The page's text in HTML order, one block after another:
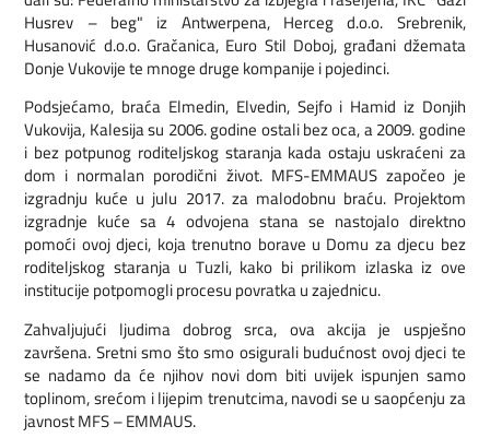
Husrev – beg" iz Antwerpena, Herceg d.o.o. Srebrenik,
Husanović d.o.o. Gračanica, Euro Stil Doboj, građani džemata
Donje Vukovije te mnoge druge kompanije i pojedinci.
Podsjećamo, braća Elmedin, Elvedin, Sejfo i Hamid iz Donjih
Vukovija, Kalesija su 2006. godine ostali bez oca, a 2009. godine
i bez potpunog roditeljskog staranja kada ostaju uskraćeni za
dom i normalan porodični život. MFS-EMMAUS započeo je
izgradnju kuće u julu 2017. za malodobnu braću. Projektom
izgradnje kuće sa 4 odvojena stana se nastojalo direktno
pomoći ovoj djeci, koja trenutno borave u Domu za djecu bez
roditeljskog staranja u Tuzli, kako bi prilikom izlaska iz ove
institucije potpomogli procesu povratka u zajednicu.
Zahvaljujući ljudima dobrog srca, ova akcija je uspješno
završena. Sretni smo što smo osigurali budućnost ovoj djeci te
se nadamo da će njihov novi dom biti uvijek ispunjen samo
toplinom, srećom i lijepim trenutcima, navodi se u saopćenju za
javnost MFS – EMMAUS.